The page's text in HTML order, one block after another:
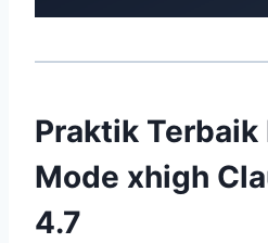
Praktik Terbaik
Mode xhigh
4.7